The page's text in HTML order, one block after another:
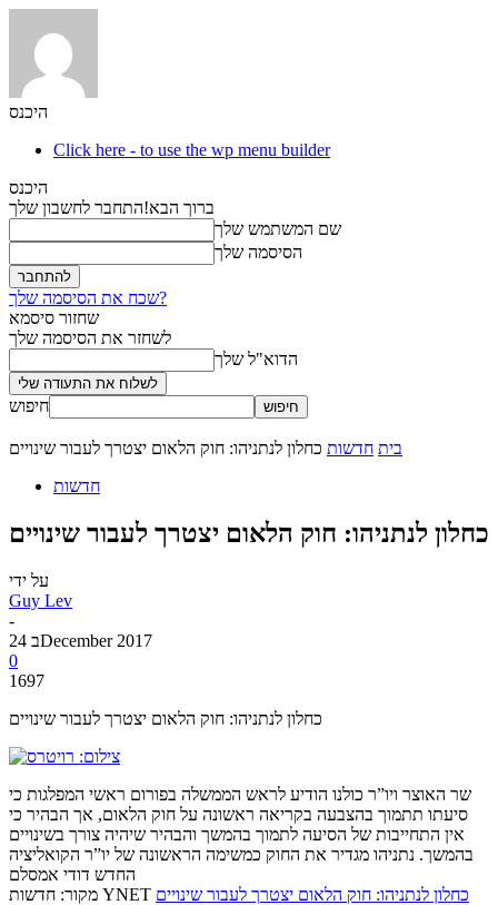
היכנס
Click here - to use the wp menu builder
היכנס
ברוך הבא!התחבר לחשבון שלך
שם המשתמש שלך
הסיסמה שלך
שכח את הסיסמה שלך?
שחזור סיסמא
לשחזר את הסיסמה שלך
הדוא"ל שלך
חיפוש
בית חדשות כחלון לנתניהו: חוק הלאום יצטרך לעבור שינויים
חדשות
כחלון לנתניהו: חוק הלאום יצטרך לעבור שינויים
על ידי
Guy Lev
-
24 בDecember 2017
0
1697
כחלון לנתניהו: חוק הלאום יצטרך לעבור שינויים
שר האוצר ויו”ר כולנו הודיע לראש הממשלה בפורום ראשי המפלגות כי
סיעתו תתמוך בהצבעה בקריאה ראשונה על חוק הלאום, אך הבהיר כי
אין התחייבות של הסיעה לתמוך בהמשך והבהיר שיהיה צורך בשינויים
בהמשך. נתניהו מגדיר את החוק כמשימה הראשונה של יו”ר הקואליציה
החדש דודי אמסלם
מקור: חדשות YNET כחלון לנתניהו: חוק הלאום יצטרך לעבור שינויים